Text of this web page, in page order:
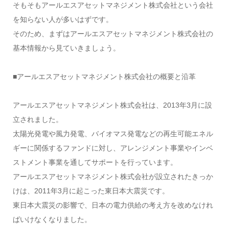
そもそもアールエスアセットマネジメント株式会社という会社
を知らない人が多いはずです。
そのため、まずはアールエスアセットマネジメント株式会社の
基本情報から見ていきましょう。
■アールエスアセットマネジメント株式会社の概要と沿革
アールエスアセットマネジメント株式会社は、2013年3月に設
立されました。
太陽光発電や風力発電、バイオマス発電などの再生可能エネル
ギーに関係するファンドに対し、アレンジメント事業やインベ
ストメント事業を通してサポートを行っています。
アールエスアセットマネジメント株式会社が設立されたきっか
けは、2011年3月に起こった東日本大震災です。
東日本大震災の影響で、日本の電力供給の考え方を改めなけれ
ばいけなくなりました。